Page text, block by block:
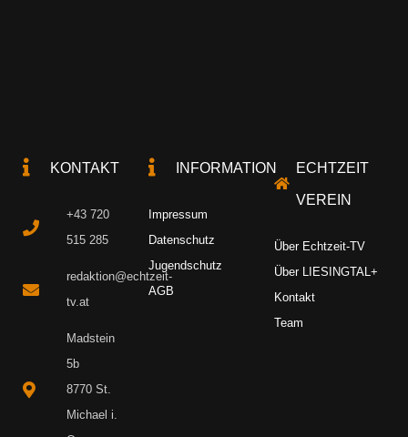
KONTAKT
+43 720
515 285
redaktion@echtzeit-
tv.at
Madstein
5b
8770 St.
Michael i.
INFORMATION
Impressum
Datenschutz
Jugendschutz
AGB
ECHTZEIT
VEREIN
Über Echtzeit-TV
Über LIESINGTAL+
Kontakt
Team